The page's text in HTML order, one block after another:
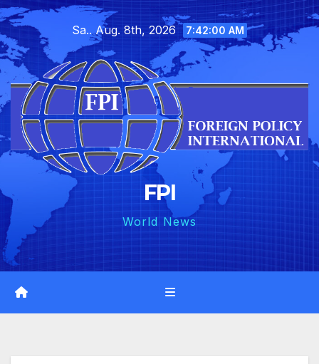
Skip
to
content
Sa.. Aug. 8th, 2026 7:42:01 AM
FPI
World News